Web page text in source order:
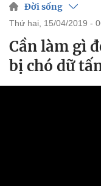
Đời sống
thứ hai, 15/04/2019 -
Cần làm gì
bị chó dữ